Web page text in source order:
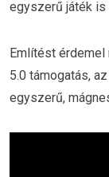
egyszerű játék is
Említést
5.0 támogatás,
egyszerű,